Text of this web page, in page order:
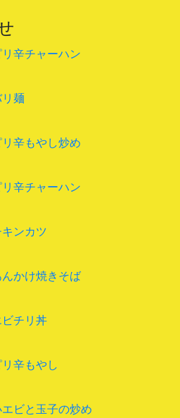
リ辛チャーハン
リ麺
リ辛もやし炒め
リ辛チャーハン
キンカツ
んかけ焼きそば
ビチリ丼
リ辛もやし
エビと玉子の炒め